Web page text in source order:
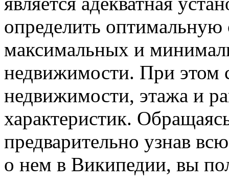
определить
максимальных и
недвижимости. При этом
недвижимости, этажа и
характеристик.
предварительно узнав
о нем в Википедии, вы